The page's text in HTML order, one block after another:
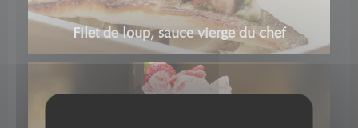
Filet de loup, sauce vierge du chef